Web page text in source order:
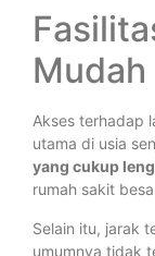
Akses terhadap
utama di usia
yang cukup
rumah sakit
Selain itu, jarak
umumnya tidak